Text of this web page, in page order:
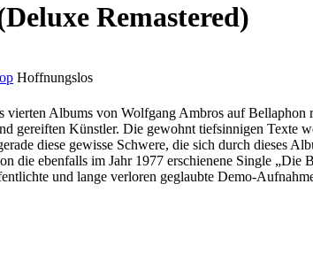
Remastered)
Hoffnungslos
vierten Albums von Wolfgang Ambros auf
gereiften Künstler. Die gewohnt tiefsinnigen Texte
diese gewisse Schwere, die sich durch dieses
die ebenfalls im Jahr 1977 erschienene Single
und lange verloren geglaubte Demo-